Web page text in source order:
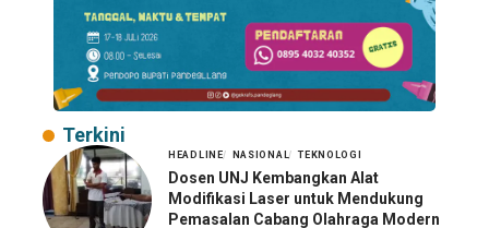
Terkini
HEADLINE NASIONAL TEKNOLOGI
Dosen UNJ Kembangkan Alat
Modifikasi Laser untuk Mendukung
Pemasalan Cabang Olahraga Modern